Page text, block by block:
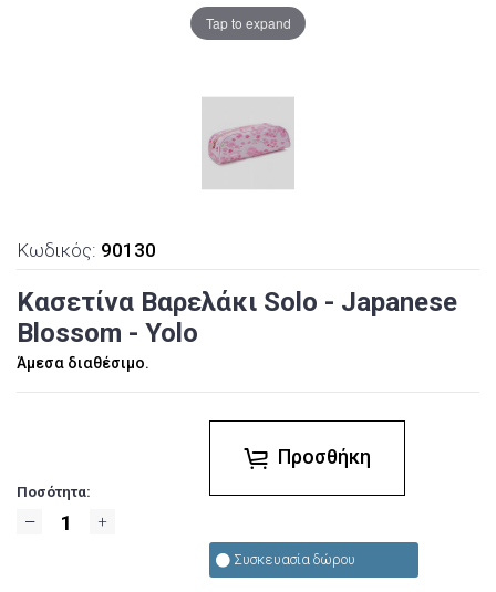
Tap to expand
Κωδικός: 90130
Κασετίνα Βαρελάκι Solo - Japanese
Blossom - Yolo
Άμεσα διαθέσιμο.
Ποσότητα:
Προσθήκη
Συσκευασία δώρου